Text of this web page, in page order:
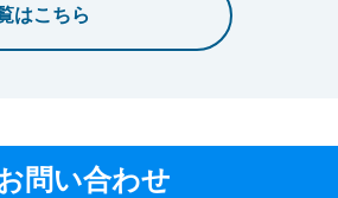
はこちら
問い合わせ